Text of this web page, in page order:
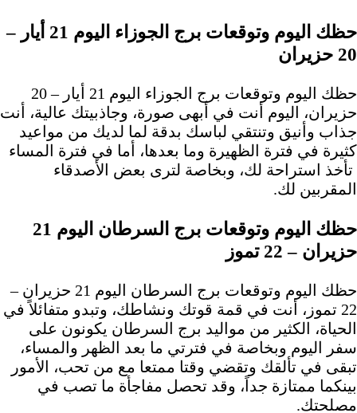
حظك اليوم وتوقعات برج الجوزاء اليوم 21 أيار –
20 حزيران
حظك اليوم وتوقعات برج الجوزاء اليوم 21 أيار – 20
حزيران، اليوم أنت في أبهى صورة، وجاذبيتك عالية، أنت
جذاب وأنيق وتنتقي لباسك بدقة لما لديك من مواعيد
كثيرة في فترة الظهيرة وما بعدها، أما في فترة المساء
تأخذ استراحة لك، وبخاصة لترى بعض الأصدقاء
المقربين لك.
حظك اليوم وتوقعات برج السرطان اليوم 21
حزيران – 22 تموز
حظك اليوم وتوقعات برج السرطان اليوم 21 حزيران –
22 تموز، أنت في قمة قوتك ونشاطك، وتبدو متفائلاً في
الحياة، الكثير من مواليد برج السرطان يكونون على
سفر اليوم وبخاصة في فترتي ما بعد الظهر والمساء،
تبقى في تألقك وتقضي وقتا ممتعا مع من تحب، الأمور
بينكما ممتازة جداً، وقد تحصل مفاجأة ما تصب في
مصلحتك.